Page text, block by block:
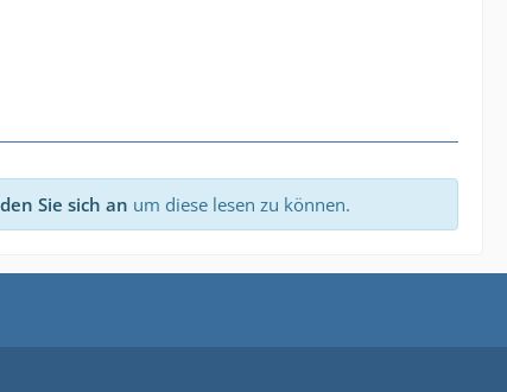
Sie sich an um diese lesen zu können.